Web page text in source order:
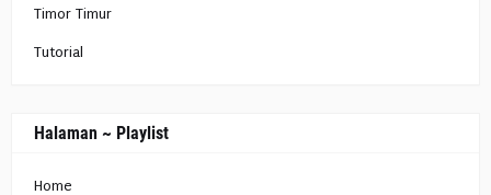
Timor Timur
Tutorial
Halaman ~ Playlist
Home